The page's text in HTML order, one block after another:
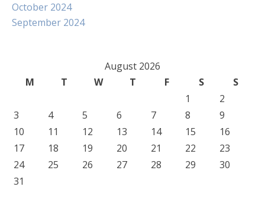
October 2024
September 2024
August 2026
M
T W T F S
S
1
2
3
4 5 6 7 8
9
10
11 12 13 14 15
16
17
18 19 20 21 22
23
24
25 26 27 28 29
30
31